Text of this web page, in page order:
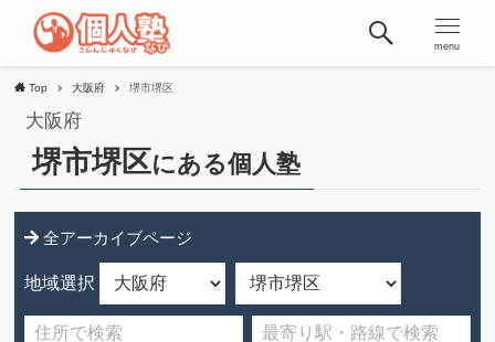
menu
Top 大阪府 堺市堺区
大阪府
堺市堺区にある個人塾
全アーカイブページ
地域選択